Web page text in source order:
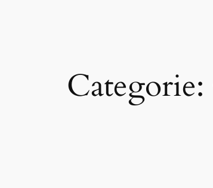
Categorie: